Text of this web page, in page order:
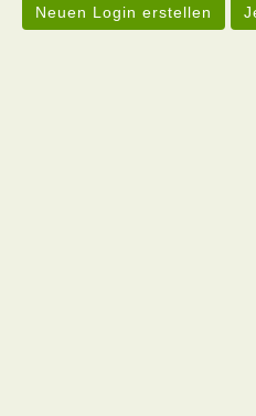
Neuen Login erstellen